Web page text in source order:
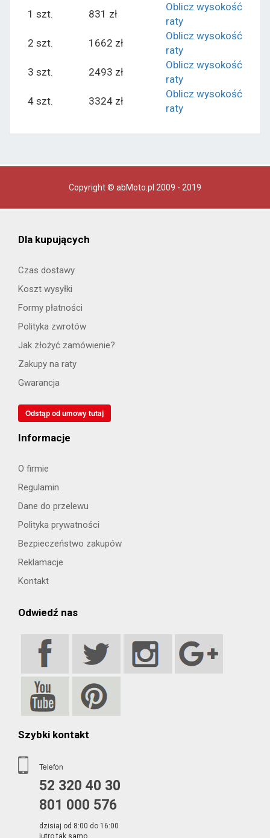
1 szt. 831 zł
Oblicz wysokość
raty
2 szt.
1662 zł
Oblicz wysokość
raty
3 szt.
2493 zł
Oblicz wysokość
raty
4 szt.
3324 zł
Oblicz wysokość
raty
Copyright © abMoto.pl 2009 - 2019
Dla kupujących
Czas dostawy
Koszt wysyłki
Formy płatności
Polityka zwrotów
Jak złożyć zamówienie?
Zakupy na raty
Gwarancja
Odstąp od umowy tutaj
Informacje
O firmie
Regulamin
Dane do przelewu
Polityka prywatności
Bezpieczeństwo zakupów
Reklamacje
Kontakt
Odwiedź nas
Szybki kontakt
Telefon
52 320 40 30
801 000 576
dzisiaj od 8:00 do 16:00
jutro tak samo